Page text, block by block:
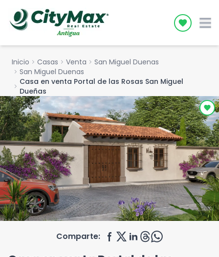
Icon
Inicio chevron_right Casas chevron_right Venta chevron_right San Miguel Duenas
chevron_right San Miguel Duenas
chevron_right Casa en venta Portal de las Rosas San Miguel
Dueñas
Comparte: